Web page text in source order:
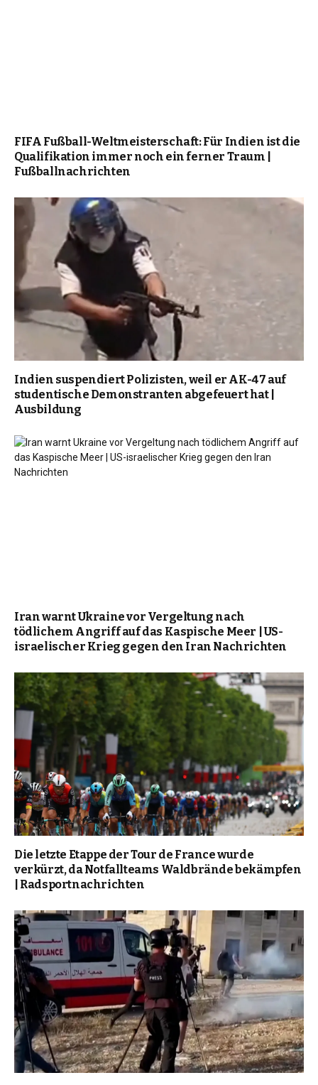
FIFA Fußball-Weltmeisterschaft: Für Indien ist die
Qualifikation immer noch ein ferner Traum |
Fußballnachrichten
Indien suspendiert Polizisten, weil er AK-47 auf
studentische Demonstranten abgefeuert hat |
Ausbildung
Iran warnt Ukraine vor Vergeltung nach
tödlichem Angriff auf das Kaspische Meer | US-
israelischer Krieg gegen den Iran Nachrichten
Die letzte Etappe der Tour de France wurde
verkürzt, da Notfallteams Waldbrände bekämpfen
| Radsportnachrichten